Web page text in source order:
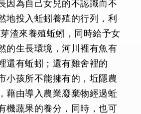
因為自己女兒的不認識而不
地投入蚯蚓養殖的行列，利
渣來養殖蚯蚓，同時給予女
的生長環境，河川裡有魚有
還有蚯蚓；還有雞舍裡的
小孩所不能擁有的，坵隱農
藉由導入農業廢棄物經過蚯
機蔬果的養分，同時，也可